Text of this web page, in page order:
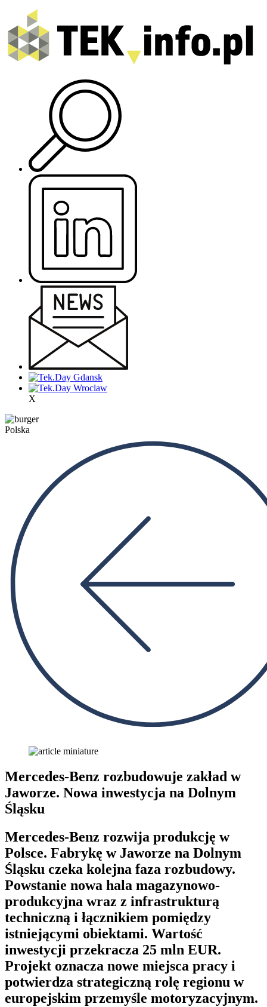
X
Polska
Mercedes-Benz rozbudowuje zakład w
Jaworze. Nowa inwestycja na Dolnym
Śląsku
Mercedes-Benz rozwija produkcję w
Polsce. Fabrykę w Jaworze na Dolnym
Śląsku czeka kolejna faza rozbudowy.
Powstanie nowa hala magazynowo-
produkcyjna wraz z infrastrukturą
techniczną i łącznikiem pomiędzy
istniejącymi obiektami. Wartość
inwestycji przekracza 25 mln EUR.
Projekt oznacza nowe miejsca pracy i
potwierdza strategiczną rolę regionu w
europejskim przemyśle motoryzacyjnym.